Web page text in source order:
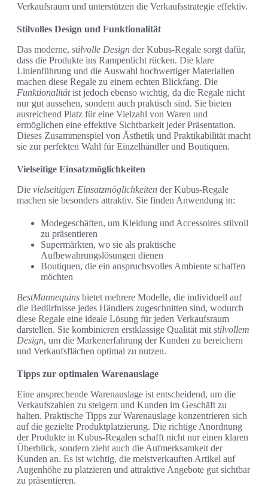
Verkaufsraum und unterstützen die Verkaufsstrategie effektiv.
Stilvolles Design und Funktionalität
Das moderne, stilvolle Design der Kubus-Regale sorgt dafür,
dass die Produkte ins Rampenlicht rücken. Die klare
Linienführung und die Auswahl hochwertiger Materialien
machen diese Regale zu einem echten Blickfang. Die
Funktionalitätist jedoch ebenso wichtig, da die Regale nicht
nur gut aussehen, sondern auch praktisch sind. Sie bieten
ausreichend Platz für eine Vielzahl von Waren und
ermöglichen eine effektive Sichtbarkeit jeder Präsentation.
Dieses Zusammenspiel von Ästhetik und Praktikabilität macht
sie zur perfekten Wahl für Einzelhändler und Boutiquen.
Vielseitige Einsatzmöglichkeiten
Die vielseitigen Einsatzmöglichkeiten der Kubus-Regale
machen sie besonders attraktiv. Sie finden Anwendung in:
Modegeschäften, um Kleidung und Accessoires stilvoll
zu präsentieren
Supermärkten, wo sie als praktische
Aufbewahrungslösungen dienen
Boutiquen, die ein anspruchsvolles Ambiente schaffen
möchten
BestMannequins bietet mehrere Modelle, die individuell auf
die Bedürfnisse jedes Händlers zugeschnitten sind, wodurch
diese Regale eine ideale Lösung für jeden Verkaufsraum
darstellen. Sie kombinieren erstklassige Qualität mit stilvollem
Design, um die Markenerfahrung der Kunden zu bereichern
und Verkaufsflächen optimal zu nutzen.
Tipps zur optimalen Warenauslage
Eine ansprechende Warenauslage ist entscheidend, um die
Verkaufszahlen zu steigern und Kunden im Geschäft zu
halten. Praktische Tipps zur Warenauslage konzentrieren sich
auf die gezielte Produktplatzierung. Die richtige Anordnung
der Produkte in Kubus-Regalen schafft nicht nur einen klaren
Überblick, sondern zieht auch die Aufmerksamkeit der
Kunden an. Es ist wichtig, die meistverkauften Artikel auf
Augenhöhe zu platzieren und attraktive Angebote gut sichtbar
zu präsentieren.